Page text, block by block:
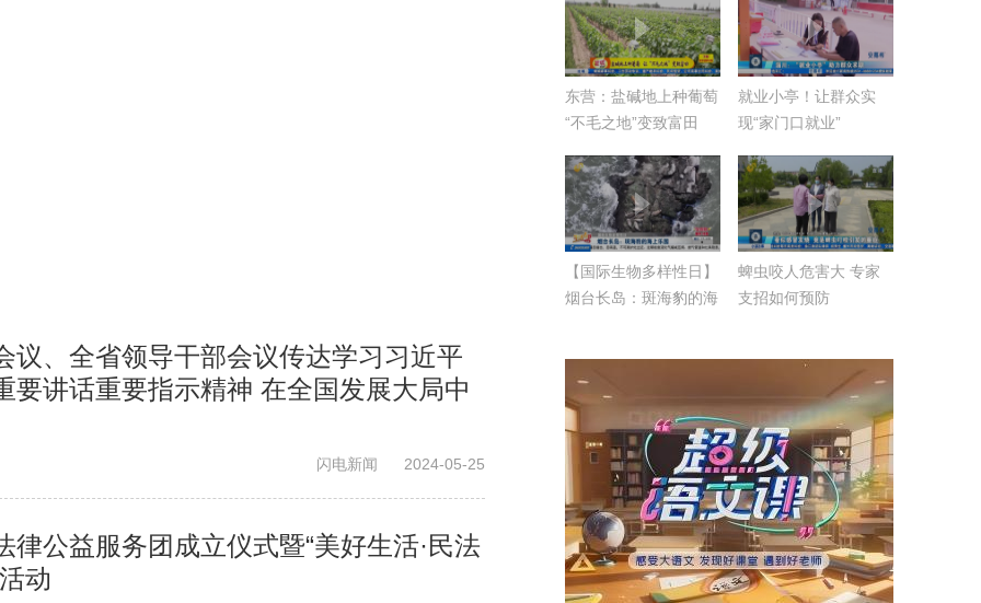
议、全省领导干部会议传达学习习近平
要讲话重要指示精神 在全国发展大局中
闪电新闻 2024-05-25
律公益服务团成立仪式暨“美好生活·民法
动
东营：盐碱地上种葡萄
“不毛之地”变致富田
就业小亭！让群众实
现“家门口就业”
【国际生物多样性日】
烟台长岛：斑海豹的海
蜱虫咬人危害大 专家
支招如何预防